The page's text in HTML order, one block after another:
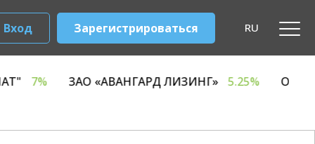
RU
Вход Зарегистрироваться
КОМБИНАТ" 7% ЗАО «АВАНГАРД ЛИЗИНГ»